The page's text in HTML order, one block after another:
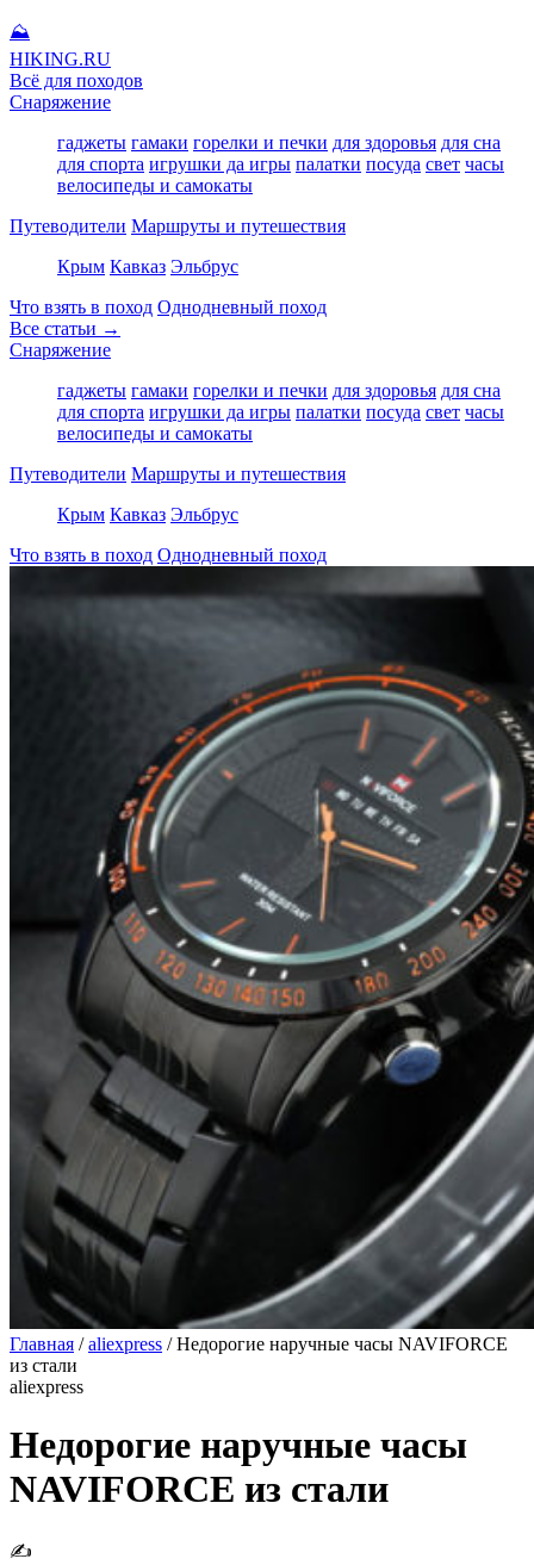
⛰
HIKING.RU
Всё для походов
Снаряжение
гаджеты гамаки горелки и печки для здоровья для сна
для спорта игрушки да игры палатки посуда свет часы
велосипеды и самокаты
Путеводители Маршруты и путешествия
Крым Кавказ Эльбрус
Что взять в поход Однодневный поход
Все статьи →
Снаряжение
гаджеты гамаки горелки и печки для здоровья для сна
для спорта игрушки да игры палатки посуда свет часы
велосипеды и самокаты
Путеводители Маршруты и путешествия
Крым Кавказ Эльбрус
Что взять в поход Однодневный поход
Главная / aliexpress / Недорогие наручные часы NAVIFORCE
из стали
aliexpress
Недорогие наручные часы
NAVIFORCE из стали
✍